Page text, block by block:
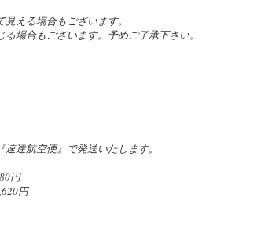
える場合もございます。
場合もございます。予めご了承下さい。
達航空便』で発送いたします。
円
円